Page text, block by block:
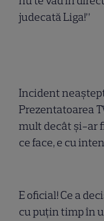
judecată Liga!”
Incident
Prezentatoarea
mult decât și-ar
ce face, e cu
E oficial! Ce a
cu puțin timp în